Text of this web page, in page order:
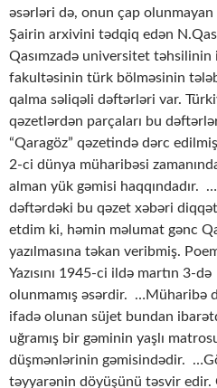
əsərləri də, onun çap olunmayan
Şairin arxivini tədqiq edən
Qasımzadə universitet təhsilinin
fakultəsinin türk bölməsinin
qalma səliqəli dəftərləri var.
qəzetlərdən parçaları bu
“Qaragöz” qəzetində dərc
2-ci dünya müharibəsi
alman yük gəmisi haqqındadır.
dəftərdəki bu qəzet xəbəri
etdim ki, həmin məlumat gənc
yazılmasına təkan veribmiş.
Yazısını 1945-ci ildə martın 3-
olunmamış əsərdir. …Müharibə
ifadə olunan süjet bundan
uğramış bir gəminin yaşlı
düşmənlərinin gəmisindədir.
təyyarənin döyüşünü təsvir